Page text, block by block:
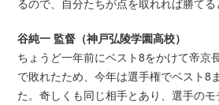
るので、自分たちが点を取れれば勝てる
谷純一 監督（神戸弘陵学園高校）
ちょうど一年前にベスト8をかけて帝京
で敗れたため、今年は選手権でベスト8
た。奇しくも同じ相手とあり、選手の